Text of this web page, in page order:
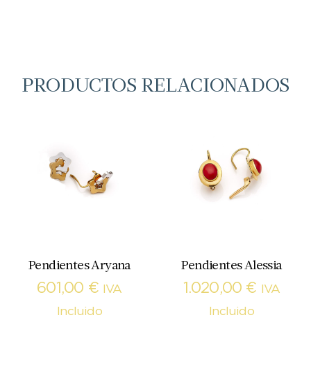
PRODUCTOS RELACIONADOS
Pendientes Aryana
601,00 €
IVA
Incluido
Pendientes Alessia
1.020,00 €
IVA
Incluido